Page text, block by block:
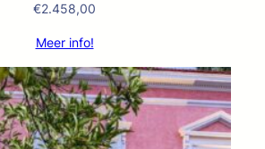
€2.458,00
Meer info!